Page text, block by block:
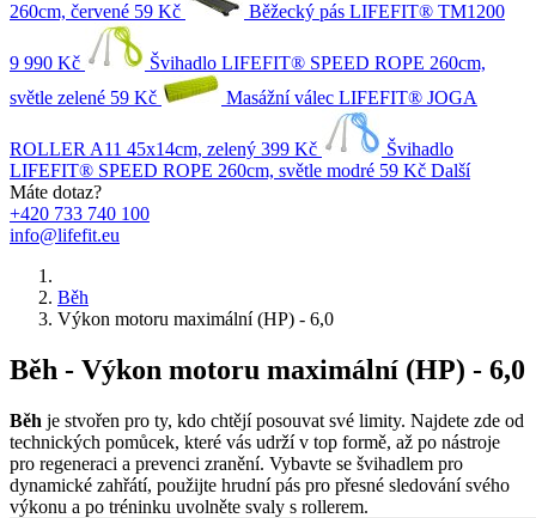
260cm, červené 59 Kč Běžecký pás LIFEFIT® TM1200
9 990 Kč
Švihadlo LIFEFIT® SPEED ROPE 260cm,
světle zelené 59 Kč Masážní válec LIFEFIT® JOGA
ROLLER A11 45x14cm, zelený 399 Kč
Švihadlo
LIFEFIT® SPEED ROPE 260cm, světle modré 59 Kč Další
Máte dotaz?
+420 733 740 100
info@lifefit.eu
Běh
Výkon motoru maximální (HP) - 6,0
Běh - Výkon motoru maximální (HP) - 6,0
Běh je stvořen pro ty, kdo chtějí posouvat své limity. Najdete zde od
technických pomůcek, které vás udrží v top formě, až po nástroje
pro regeneraci a prevenci zranění. Vybavte se švihadlem pro
dynamické zahřátí, použijte hrudní pás pro přesné sledování svého
výkonu a po tréninku uvolněte svaly s rollerem.